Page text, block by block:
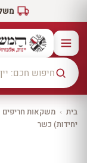
בית › משקאות חריפים
יחידות) כשר